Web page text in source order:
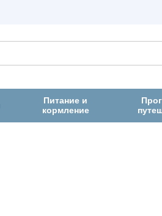
Питание и
кормление